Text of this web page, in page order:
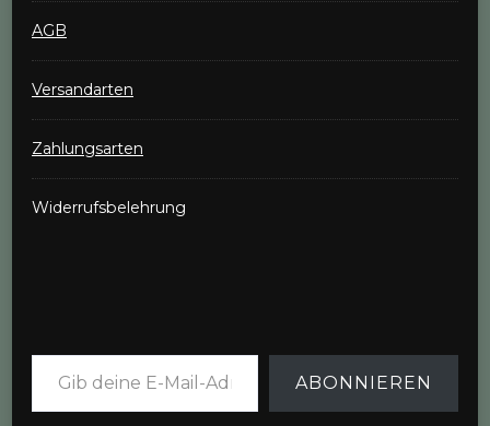
AGB
Versandarten
Zahlungsarten
Widerrufsbelehrung
Gib deine E-Mail-Adresse ein ...
ABONNIEREN